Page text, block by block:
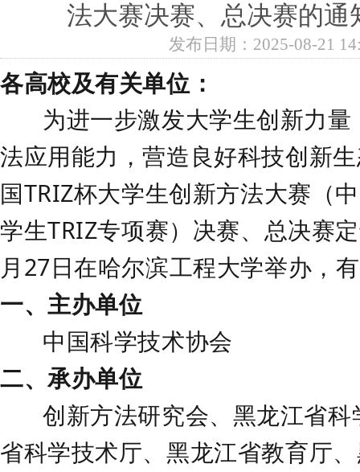
的通知（第二轮）
法大赛决赛、总决赛的通
发布日期：2025-08-21
各高校及有关单位：
为进一步激发大学生创新力量
法应用能力，营造良好科技创新
国TRIZ杯大学生创新方法大赛 （
学生TRIZ专项赛） 决赛、总决赛
月 27日在哈尔滨工程大学举办，
一、主办单位
中国科学技术协会
二、承办单位
创新方法研究会、 黑龙江省
省科学技术厅、黑龙江省教育厅